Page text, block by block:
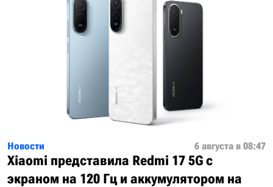
Новости 6 августа в 08:47
Xiaomi представила Redmi 17 5G с
экраном на 120 Гц и аккумулятором на